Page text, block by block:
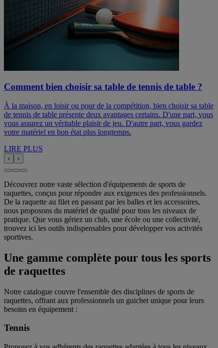
Comment bien choisir sa table de tennis de table ?
À la maison, en loisir ou pour de la compétition, bien choisir sa table
de tennis de table présente deux avantages certains. D'une part, vous
vous assurez un véritable plaisir de jeu. D'autre part, vous gardez
votre matériel en bon état plus longtemps.
LIRE PLUS
‹ ›
Découvrez notre vaste sélection d'équipements de sports de
raquettes, conçus pour répondre aux exigences des professionnels.
De la raquette au filet en passant par les balles et les accessoires,
nous proposons du matériel de qualité pour tous les niveaux de
pratique. Que vous gériez un club, une école ou une collectivité,
trouvez ici les outils indispensables pour développer vos activités
sportives.
Une gamme complète pour tous les sports
de raquettes
Notre catalogue couvre l'ensemble des disciplines de sports de
raquettes, offrant aux professionnels un guichet unique pour leurs
besoins en équipement :
Tennis